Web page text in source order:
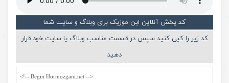
کد پخش آنلاین این موزیک برای وبلاگ و سایت شما
کد زیر را کپی کنید سپس در قسمت مناسب وبلاگ یا سایت خود قرار
دهید